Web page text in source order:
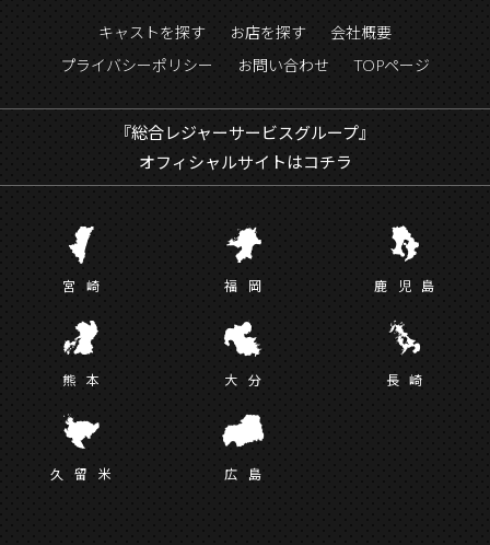
キャストを探す お店を探す
会社概要
プライバシーポリシー
お問い合わせ TOPページ
『総合レジャーサービスグループ』
オフィシャルサイトはコチラ
宮 崎 福 岡 鹿児 島
熊 本 大 分 長崎
久留 米 広 島